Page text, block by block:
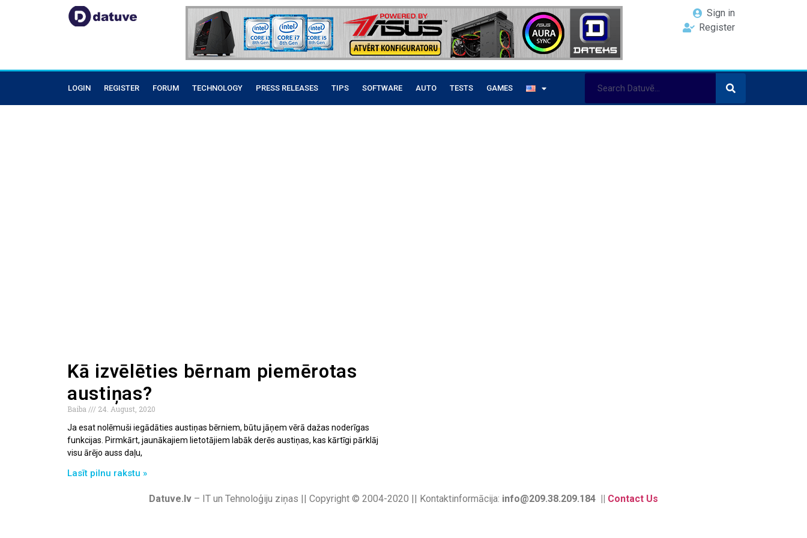
Sign in
Register
LOGIN REGISTER FORUM TECHNOLOGY PRESS RELEASES TIPS SOFTWARE AUTO TESTS GAMES
Kā izvēlēties bērnam piemērotas
austiņas?
Baiba
24. August, 2020
Ja esat nolēmuši iegādāties austiņas bērniem, būtu jāņem vērā dažas noderīgas
funkcijas. Pirmkārt, jaunākajiem lietotājiem labāk derēs austiņas, kas kārtīgi pārklāj
visu ārējo auss daļu,
Lasīt pilnu rakstu »
Datuve.lv – IT un Tehnoloģiju ziņas || Copyright © 2004-2020 || Kontaktinformācija: info@209.38.209.184 || Contact Us